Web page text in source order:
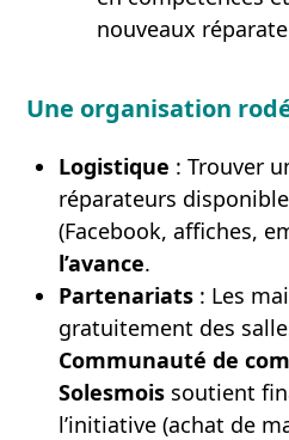
nouveaux
Une organisation
Logistique : Trouver
réparateurs
(Facebook, affiches,
l’avance.
Partenariats : Les
gratuitement des
Communauté de
Solesmois soutient
l’initiative (achat de